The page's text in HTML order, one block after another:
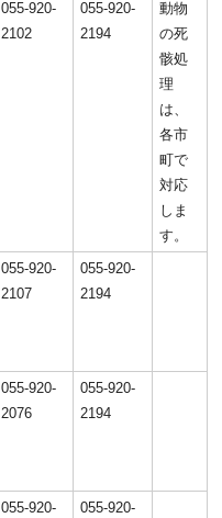
055-920-
2102
055-920-
2194
動物
の死
骸処
理
は、
各市
町で
対応
しま
す。
055-920-
2107
055-920-
2194
055-920-
2076
055-920-
2194
055-920-
055-920-